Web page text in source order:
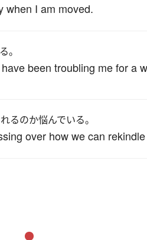
when I am moved.
。
been troubling me for a
るのか悩んでいる。
over how we can